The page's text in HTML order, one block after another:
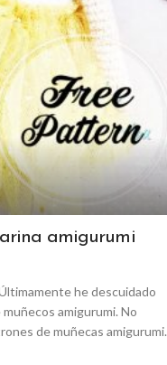
amigurumi
he descuidado
amigurumi. No
de muñecas amigurumi.